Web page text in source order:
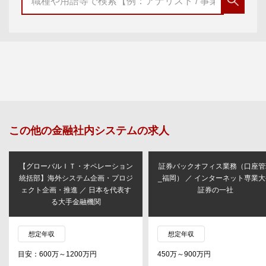
この他の金融社内システムの求人
【グローバルＩＴ・オペレーション
統括部】海外システム企画・プロジ
ェクト企画・推進 ／ 日本を代表す
る大手金融機関
想定年収
目安：600万～1200万円
証券バックオフィス業務（口座
_福岡） ／ インターネット専業
証券の一社
想定年収
450万～900万円